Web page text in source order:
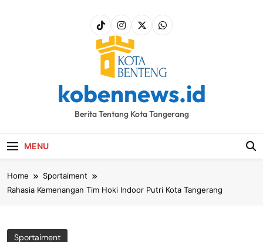
kobennews.id
Berita Tentang Kota Tangerang
MENU
Home
Sportaiment
Rahasia Kemenangan Tim Hoki Indoor Putri Kota Tangerang
Sportaiment